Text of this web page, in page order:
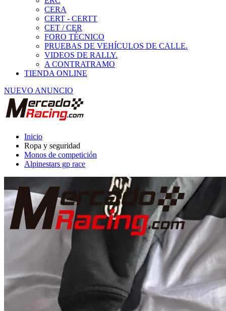
CERT - CERTT
CET / CER
FORO TÉCNICO
PRUEBAS DE VEHÍCULOS DE CALLE.
VIDEOS DE RALLY.
A CONTRATRAMO
TIENDA ONLINE
NUEVO ANUNCIO
Ropa y seguridad
Monos de competición
Alpinestars gp race